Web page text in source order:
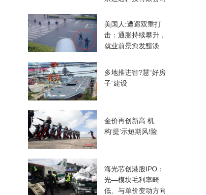
美国人:遭遇双重打
击：通胀持续攀升，
就业前景愈发黯淡
多地推进智?慧“好房
子”建设
金价再创新高 机
构‘提’示短期风!险
海光芯创港股IPO：
光—模块毛利率畸
低、与单价变动方向